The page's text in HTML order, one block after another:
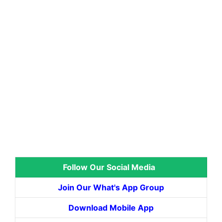
Follow Our Social Media
Join Our What's App Group
Download Mobile App